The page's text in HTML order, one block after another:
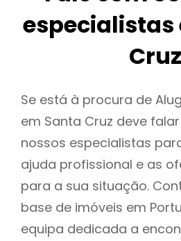
especialistas
Cruz
Se está à procura de
em Santa Cruz deve
nossos especialistas
ajuda profissional e as
para a sua situação.
base de imóveis em
equipa dedicada a